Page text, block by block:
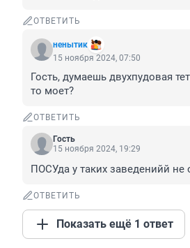
ОТВЕТИТЬ
ненытик
15 ноября 2024, 07:50
Гость, думаешь двухпудовая
то моет?
ОТВЕТИТЬ
Гость
15 ноября 2024, 19:29
ПОСУда у таких заведенийй не
ОТВЕТИТЬ
Показать ещё 1 ответ